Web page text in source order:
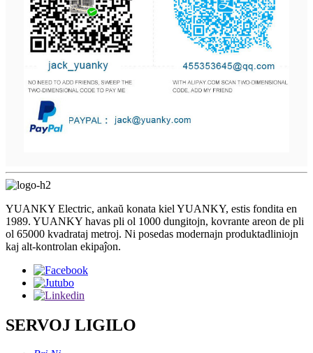
YUANKY Electric, ankaŭ konata kiel YUANKY, estis fondita en
1989. YUANKY havas pli ol 1000 dungitojn, kovrante areon de pli
ol 65000 kvadrataj metroj. Ni posedas modernajn produktadliniojn
kaj alt-kontrolan ekipaĵon.
SERVOJ LIGILO